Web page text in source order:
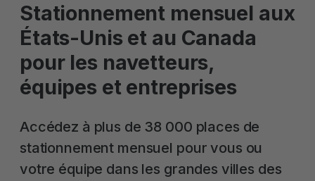
Stationnement mensuel aux
États-Unis et au Canada
pour les navetteurs,
équipes et entreprises
Accédez à plus de 38 000 places de
stationnement mensuel pour vous ou
votre équipe dans les grandes villes des